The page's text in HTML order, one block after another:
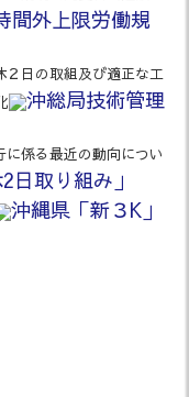
間外上限労働規
２日の取組及び適正な工
沖総局技術管理
係る最近の動向につい
日取り組み」
沖縄県「新３K」